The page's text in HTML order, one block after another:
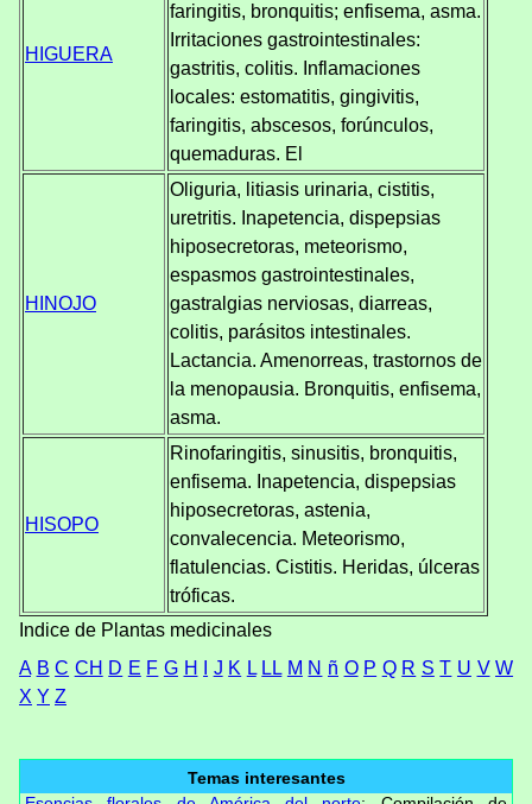
HIGUERA
faringitis, bronquitis; enfisema, asma.
Irritaciones gastrointestinales:
gastritis, colitis. Inflamaciones
locales: estomatitis, gingivitis,
faringitis, abscesos, forúnculos,
quemaduras. El
HINOJO
Oliguria, litiasis urinaria, cistitis,
uretritis. Inapetencia, dispepsias
hiposecretoras, meteorismo,
espasmos gastrointestinales,
gastralgias nerviosas, diarreas,
colitis, parásitos intestinales.
Lactancia. Amenorreas, trastornos de
la menopausia. Bronquitis, enfisema,
asma.
HISOPO
Rinofaringitis, sinusitis, bronquitis,
enfisema. Inapetencia, dispepsias
hiposecretoras, astenia,
convalecencia. Meteorismo,
flatulencias. Cistitis. Heridas, úlceras
tróficas.
Indice de Plantas medicinales
A B C CH D E F G H J K L LL M N ñ O P Q R S T U V W
X Y Z
Temas interesantes